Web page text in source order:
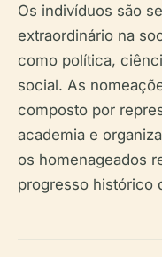
Os indivíduos são
extraordinário na
como política,
social. As
composto por
academia e
os homenageados
progresso histórico